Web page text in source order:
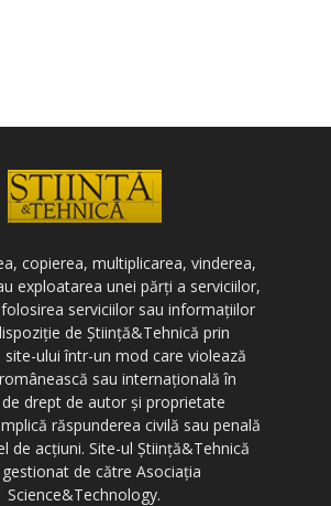
copierea, multiplicarea, vinderea,
exploatarea unei părți a serviciilor,
serviciilor sau informațiilor
de Știință&Tehnică prin
site-ului într-un mod care violează
sau internațională în
drept de autor și proprietate
răspunderea civilă sau penală
de acțiuni. Site-ul Știință&Tehnică
de către Asociația
Science&Technology.